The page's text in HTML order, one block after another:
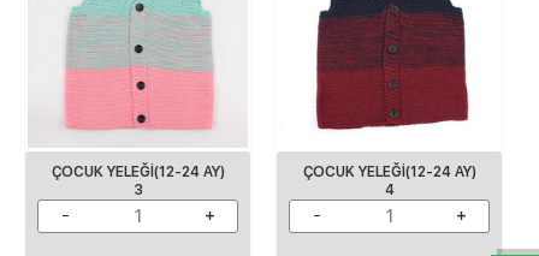
ÇOCUK YELEĞI(12-24 AY)
3
ÇOCUK YELEĞI(12-24 AY)
4